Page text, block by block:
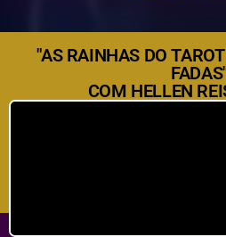
"AS RAINHAS DO
COM HELLEN